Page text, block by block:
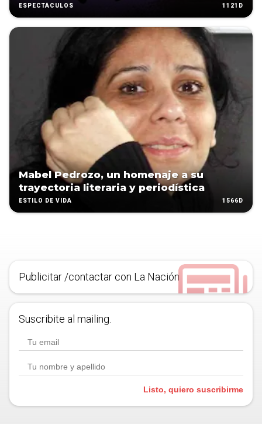
ESPECTÁCULOS 1121D
Mabel Pedrozo, un homenaje a su
trayectoria literaria y periodística
ESTILO DE VIDA 1566D
Publicitar /contactar con La Nación
Suscribite al mailing.
Listo, quiero suscribirme